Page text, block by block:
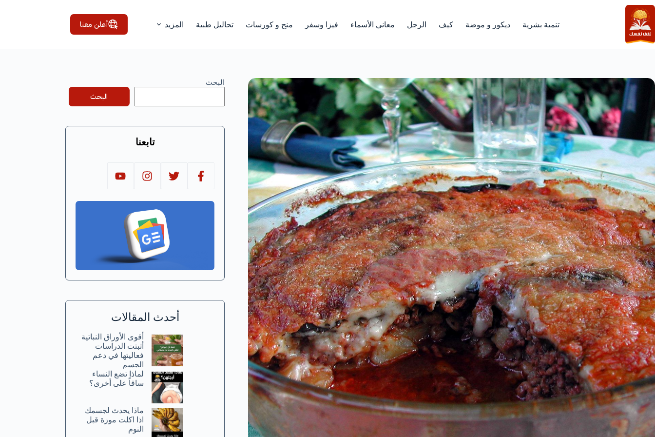
التجاوز
إلى
المحتوى
تنمية بشرية ديكور و موضة كيف الرجل معاني الأسماء فيزا وسفر منح و كورسات تحاليل طبية المزيد أعلن معنا
البحث
البحث
تابعنا
أحدث المقالات
أقوى الأوراق النباتية
أثبتت الدراسات
فعاليتها في دعم
الجسم
لماذا تضع النساء
ساقاً على أخرى؟
ماذا يحدث لجسمك
اذا اكلت موزة قبل
النوم